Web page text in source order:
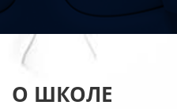
О ШКОЛЕ